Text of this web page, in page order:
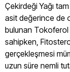
Çekirdeği Yağı
asit değerince de
bulunan
sahipken,
gerçekleşmesi
uzun süre nemli